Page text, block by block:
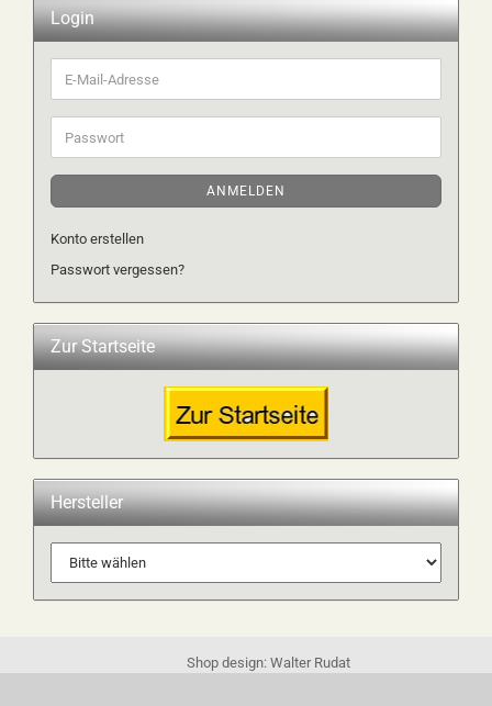
Login
E-
Mail-
Adresse
Passwort
ANMELDEN
Konto erstellen
Passwort vergessen?
Zur Startseite
Hersteller
Shop design: Walter Rudat